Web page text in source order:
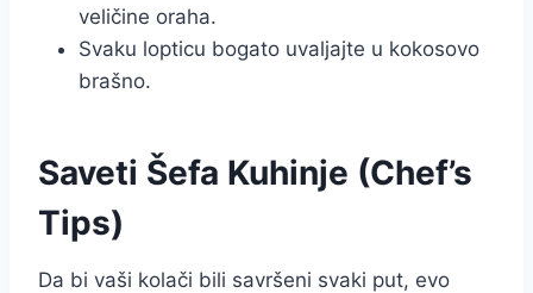
veličine oraha.
Svaku lopticu bogato uvaljajte u kokosovo
brašno.
Saveti Šefa Kuhinje (Chef’s
Tips)
Da bi vaši kolači bili savršeni svaki put, evo